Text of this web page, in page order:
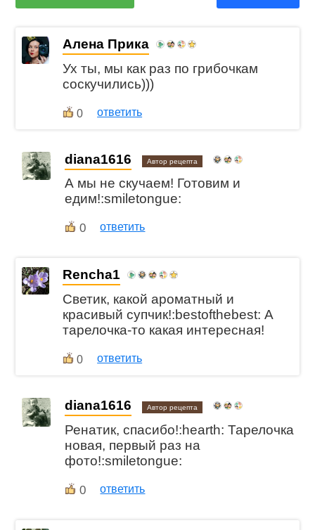
Алена Прика
Ух ты, мы как раз по грибочкам
соскучились)))
0 ответить
diana1616 Автор рецепта
А мы не скучаем! Готовим и
едим!:smiletongue:
0 ответить
Rencha1
Светик, какой ароматный и
красивый супчик!:bestofthebest: А
тарелочка-то какая интересная!
0 ответить
diana1616 Автор рецепта
Ренатик, спасибо!:hearth: Тарелочка
новая, первый раз на
фото!:smiletongue:
0 ответить